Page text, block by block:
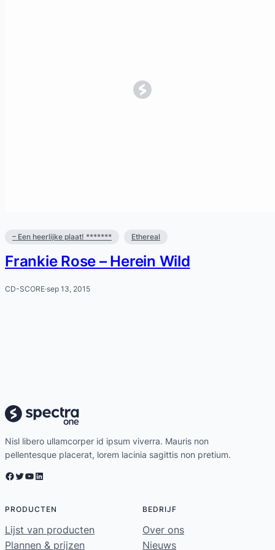
– Een heerlijke plaat! ******* Ethereal
Frankie Rose – Herein Wild
CD-SCORE·sep 13, 2015
Nisl libero ullamcorper id ipsum viverra. Mauris non
pellentesque placerat, lorem lacinia sagittis non pretium.
Facebook Twitter YouTube LinkedIn
PRODUCTEN
Lijst van producten
Plannen & prijzen
BEDRIJF
Over ons
Nieuws